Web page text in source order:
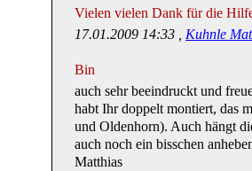
Vielen vielen Dank für die
17.01.2009 14:33 , Kuhnle
Bin
auch sehr beeindruckt und
habt Ihr doppelt montiert, das
und Oldenhorn). Auch hängt
auch noch ein bisschen
Matthias